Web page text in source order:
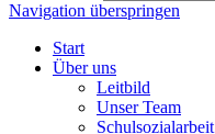
Navigation überspringen
Start
Über uns
Leitbild
Unser Team
Schulsozialarbeit